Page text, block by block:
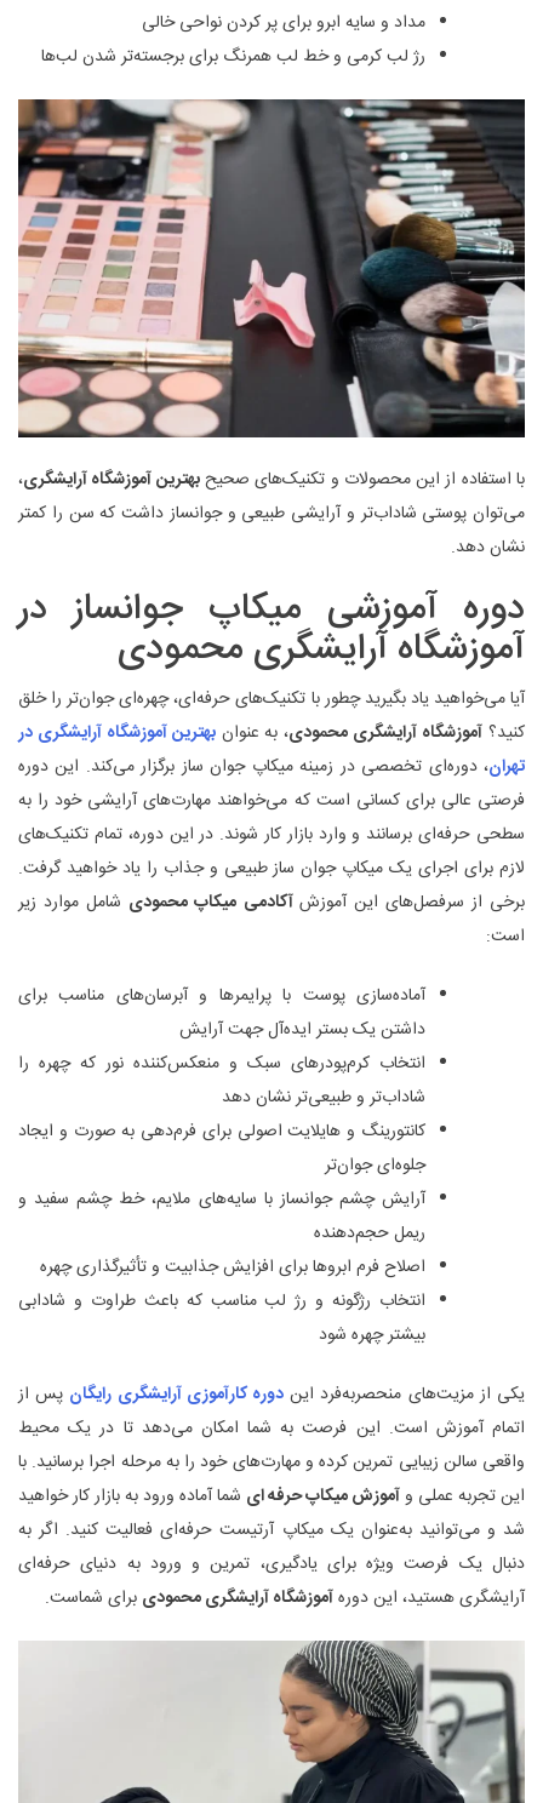
مداد و سایه ابرو برای پر کردن نواحی خالی
رژ لب کرمی و خط لب همرنگ برای برجسته‌تر شدن لب‌ها
با استفاده از این محصولات و تکنیک‌های صحیحبهترین آموزشگاه آرایشگری،
می‌توان پوستی شاداب‌تر و آرایشی طبیعی و جوانساز داشت که سن را کمتر
نشان دهد.
دوره آموزشی میکاپ جوانساز در
آموزشگاه آرایشگری محمودی
آیا می‌خواهید یاد بگیرید چطور با تکنیک‌های حرفه‌ای، چهره‌ای جوان‌تر را خلق
کنید؟ آموزشگاه آرایشگری محمودی، به عنوانبهترین آموزشگاه آرایشگری در
تهران، دوره‌ای تخصصی در زمینه میکاپ جوان ساز برگزار می‌کند. این دوره
فرصتی عالی برای کسانی است که می‌خواهند مهارت‌های آرایشی خود را به
سطحی حرفه‌ای برسانند و وارد بازار کار شوند. در این دوره، تمام تکنیک‌های
لازم برای اجرای یک میکاپ جوان ساز طبیعی و جذاب را یاد خواهید گرفت.
برخی از سرفصل‌های این آموزشآکادمی میکاپ محمودی شامل موارد زیر
است:
آماده‌سازی پوست با پرایمرها و آبرسان‌های مناسب برای
داشتن یک بستر ایده‌آل جهت آرایش
انتخاب کرم‌پودرهای سبک و منعکس‌کننده نور که چهره را
شاداب‌تر و طبیعی‌تر نشان دهد
کانتورینگ و هایلایت اصولی برای فرم‌دهی به صورت و ایجاد
جلوه‌ای جوان‌تر
آرایش چشم جوانساز با سایه‌های ملایم، خط چشم سفید و
ریمل حجم‌دهنده
اصلاح فرم ابروها برای افزایش جذابیت و تأثیرگذاری چهره
انتخاب رژگونه و رژ لب مناسب که باعث طراوت و شادابی
بیشتر چهره شود
یکی از مزیت‌های منحصربه‌فرد این دوره کارآموزی آرایشگری رایگان پس از
اتمام آموزش است. این فرصت به شما امکان می‌دهد تا در یک محیط
واقعی سالن زیبایی تمرین کرده و مهارت‌های خود را به مرحله اجرا برسانید. با
این تجربه عملی وآموزش میکاپ حرفه ای شما آماده ورود به بازار کار خواهید
شد و می‌توانید به‌عنوان یک میکاپ آرتیست حرفه‌ای فعالیت کنید. اگر به
دنبال یک فرصت ویژه برای یادگیری، تمرین و ورود به دنیای حرفه‌ای
آرایشگری هستید، این دورهآموزشگاه آرایشگری محمودی برای شماست.